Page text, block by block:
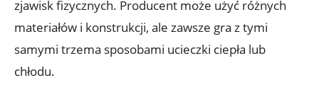
zjawisk fizycznych. Producent może użyć różnych
materiałów i konstrukcji, ale zawsze gra z tymi
samymi trzema sposobami ucieczki ciepła lub
chłodu.